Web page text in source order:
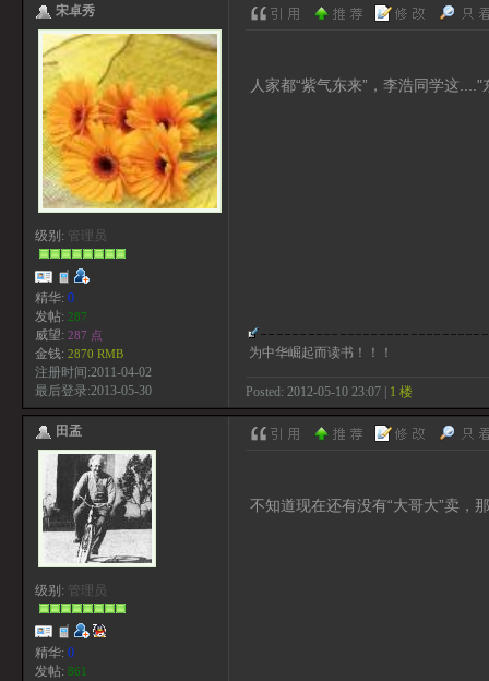
宋卓秀
级别: 管理员
精华: 0
发帖: 287
威望: 287 点
金钱: 2870 RMB
注册时间:2011-04-02
最后登录:2013-05-30
人家都“紫气东来”，李浩同学这
为中华崛起而读书！！！
Posted: 2012-05-10 23:07 | 1 楼
田孟
级别: 管理员
精华: 0
发帖: 861
不知道现在还有没有“大哥大”卖，